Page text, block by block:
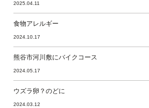
2025.04.11
食物アレルギー
2024.10.17
熊谷市河川敷にバイクコース
2024.05.17
ウズラ卵？のどに
2024.03.12